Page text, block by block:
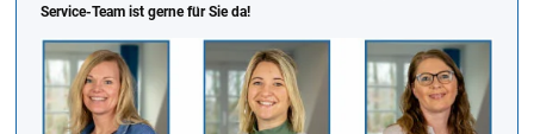
Service-Team ist gerne für Sie da!